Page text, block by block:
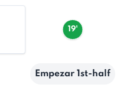
19'
Empezar 1st-half